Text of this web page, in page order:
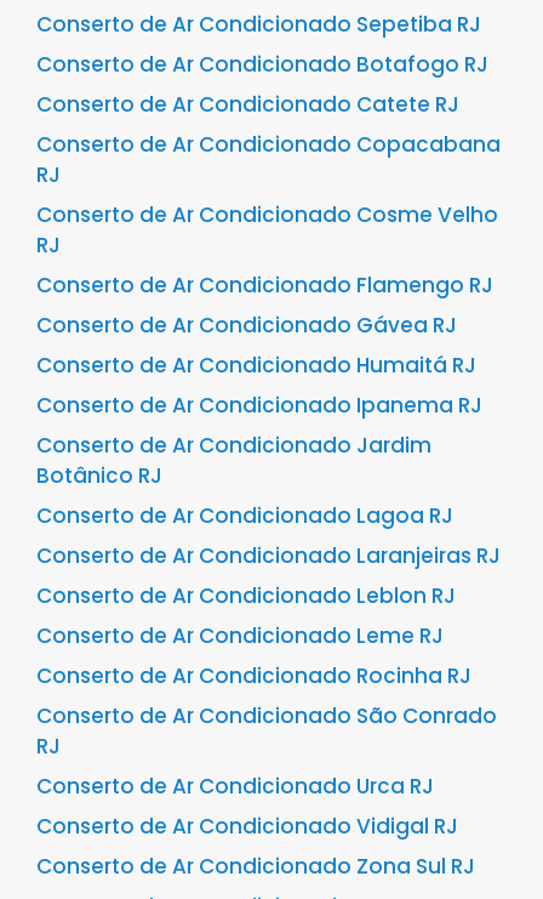
Conserto de Ar Condicionado Sepetiba RJ
Conserto de Ar Condicionado Botafogo RJ
Conserto de Ar Condicionado Catete RJ
Conserto de Ar Condicionado Copacabana
RJ
Conserto de Ar Condicionado Cosme Velho
RJ
Conserto de Ar Condicionado Flamengo RJ
Conserto de Ar Condicionado Gávea RJ
Conserto de Ar Condicionado Humaitá RJ
Conserto de Ar Condicionado Ipanema RJ
Conserto de Ar Condicionado Jardim
Botânico RJ
Conserto de Ar Condicionado Lagoa RJ
Conserto de Ar Condicionado Laranjeiras RJ
Conserto de Ar Condicionado Leblon RJ
Conserto de Ar Condicionado Leme RJ
Conserto de Ar Condicionado Rocinha RJ
Conserto de Ar Condicionado São Conrado
RJ
Conserto de Ar Condicionado Urca RJ
Conserto de Ar Condicionado Vidigal RJ
Conserto de Ar Condicionado Zona Sul RJ